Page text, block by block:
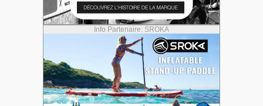
Info Partenaire: SROKA